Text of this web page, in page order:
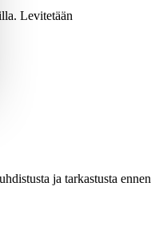
Levitetään
ja tarkastusta ennen